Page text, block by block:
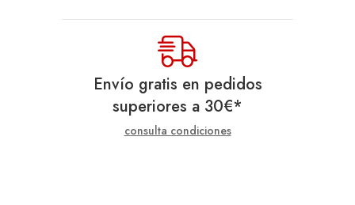
Envío gratis en pedidos
superiores a 30€*
consulta condiciones